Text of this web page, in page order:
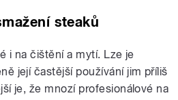
steaků
i na čištění a mytí. Lze je
její častější používání jim příliš
je, že mnozí profesionálové na